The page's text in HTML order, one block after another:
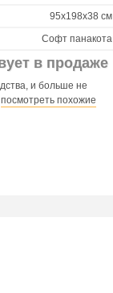
95х198х38 см
Софт панакота
в продаже
и больше не
посмотреть похожие